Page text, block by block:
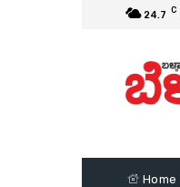
24.7 C
Home